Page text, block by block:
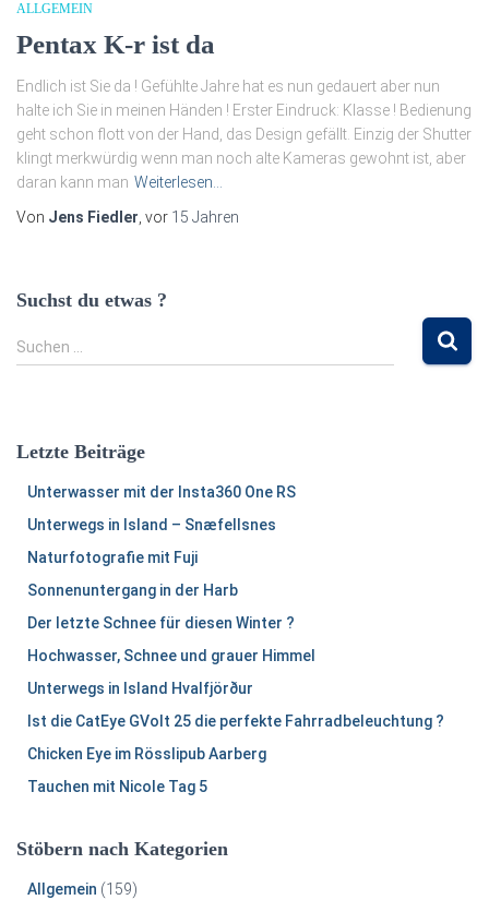
ALLGEMEIN
Pentax K-r ist da
Endlich ist Sie da ! Gefühlte Jahre hat es nun gedauert aber nun
halte ich Sie in meinen Händen ! Erster Eindruck: Klasse ! Bedienung
geht schon flott von der Hand, das Design gefällt. Einzig der Shutter
klingt merkwürdig wenn man noch alte Kameras gewohnt ist, aber
daran kann man Weiterlesen…
Von Jens Fiedler, vor 15 Jahren
Suchst du etwas ?
S
u
n
Suchen …
Letzte Beiträge
Unterwasser mit der Insta360 One RS
Unterwegs in Island – Snæfellsnes
Naturfotografie mit Fuji
Sonnenuntergang in der Harb
Der letzte Schnee für diesen Winter ?
Hochwasser, Schnee und grauer Himmel
Unterwegs in Island Hvalfjörður
Ist die CatEye GVolt 25 die perfekte Fahrradbeleuchtung ?
Chicken Eye im Rösslipub Aarberg
Tauchen mit Nicole Tag 5
Stöbern nach Kategorien
Allgemein (159)